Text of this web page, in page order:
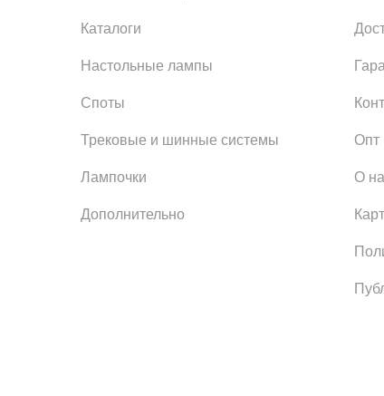
Каталоги
Настольные лампы
Споты
Трековые и шинные системы
Лампочки
Дополнительно
Опт
О